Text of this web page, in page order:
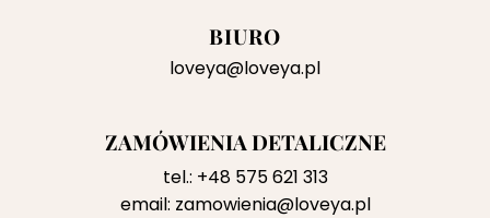
BIURO
loveya@loveya.pl
ZAMÓWIENIA DETALICZNE
tel.: +48 575 621 313
email: zamowienia@loveya.pl